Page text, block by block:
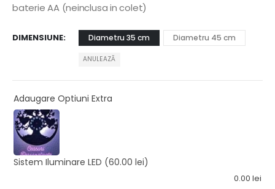
baterie AA (neinclusa in colet)
DIMENSIUNE Diametru 35 cm Diametru 45 cm
ANULEAZĂ
Adaugare Optiuni Extra
Sistem Iluminare LED (60.00 lei)
0.00 lei